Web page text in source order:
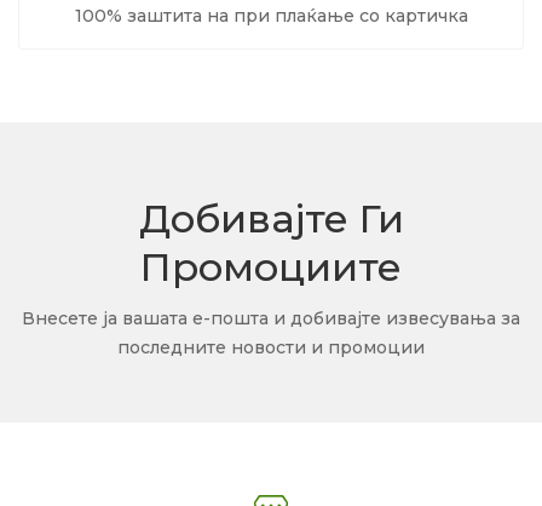
100% заштита на при плаќање со картичка
Добивајте Ги
Промоциите
Внесете ја вашата е-пошта и добивајте извесувања за
последните новости и промоции